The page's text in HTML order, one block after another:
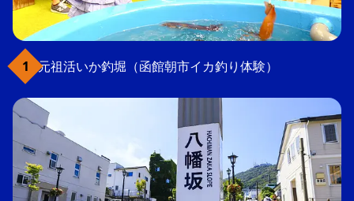
元祖活いか釣堀（函館朝市イカ釣り体験）